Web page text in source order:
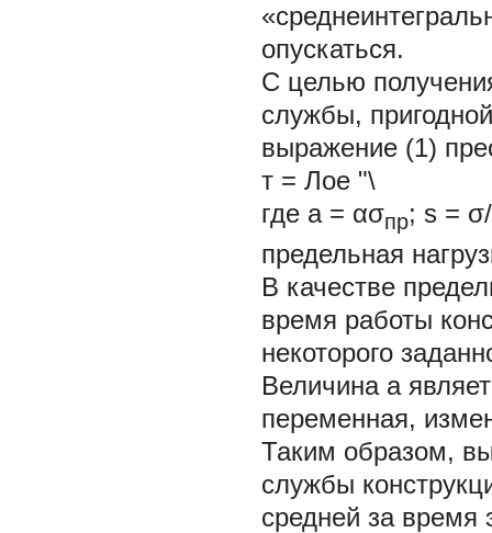
опускаться.
С целью
службы,
выражение (1)
т = Лое "\
где а = ασпр; s =
предельная
В качестве
время работы
некоторого
Величина а
переменная,
Таким образом,
службы
средней за время